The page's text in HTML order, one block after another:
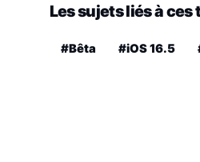
Les sujets liés à
#Bêta #iOS 16.5